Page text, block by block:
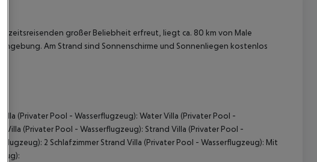
großer Beliebheit erfreut, liegt ca. 80 km von Male
Am Strand sind Sonnenschirme und Sonnenliegen kostenlos
(Privater Pool - Wasserflugzeug): Water Villa (Privater Pool -
(Privater Pool - Wasserflugzeug): Strand Villa (Privater Pool -
2 Schlafzimmer Strand Villa (Privater Pool - Wasserflugzeug): Mit